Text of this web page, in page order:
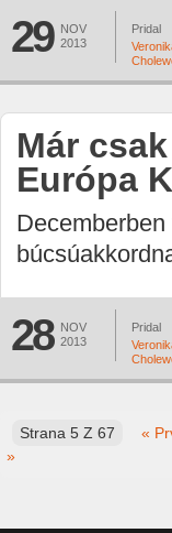
29
NOV
2013
Pridal
Már
Európa
28
NOV
2013
Pridal
Strana 5 Z 67 «
»